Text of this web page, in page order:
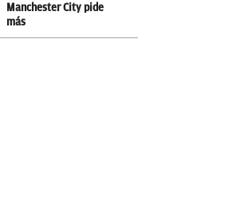
Manchester City pide
más